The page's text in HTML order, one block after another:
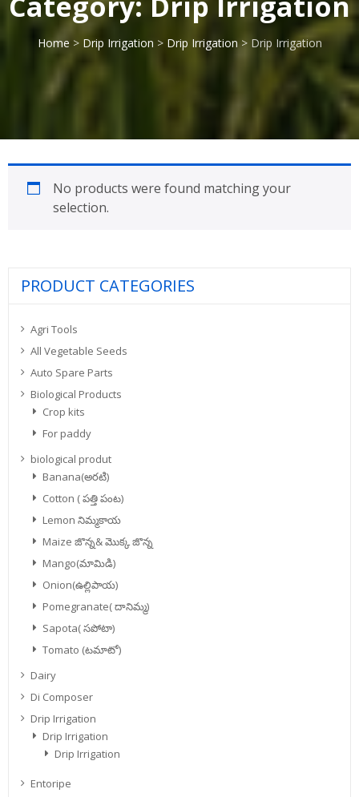
Home > Drip Irrigation > Drip Irrigation > Drip Irrigation
No products were found matching your
selection.
PRODUCT CATEGORIES
Agri Tools
All Vegetable Seeds
Auto Spare Parts
Biological Products
Crop kits
For paddy
biological produt
Banana(అరటి)
Cotton ( పత్తి పంట)
Lemon నిమ్మకాయ
Maize జొన్న& మొక్క జొన్న
Mango(మామిడి)
Onion(ఉల్లిపాయ)
Pomegranate( దానిమ్మ)
Sapota( సపోటా)
Tomato (టమాటో)
Dairy
Di Composer
Drip Irrigation
Drip Irrigation
Drip Irrigation
Entoripe